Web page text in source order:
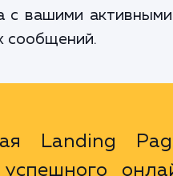
вашими
сообщений.
Landing